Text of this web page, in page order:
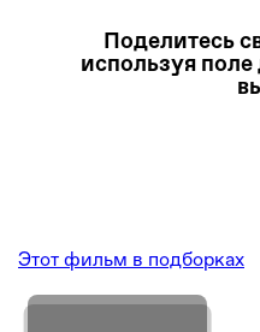
Поделитесь
используя
Этот фильм в подборках